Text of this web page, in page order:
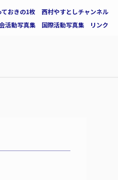
ておきの1枚
西村やすとしチャンネル
活動写真集 国際活動写真集 リンク